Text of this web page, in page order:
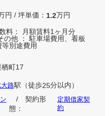
円 / 坪単価： 1.2万円
料： 月額賃料1ヶ月分
の他 ： 駐車場費用、看板
別途費用
町17
路駅 （徒歩25分以内）
/ 契約形
態：
定期借家契
約